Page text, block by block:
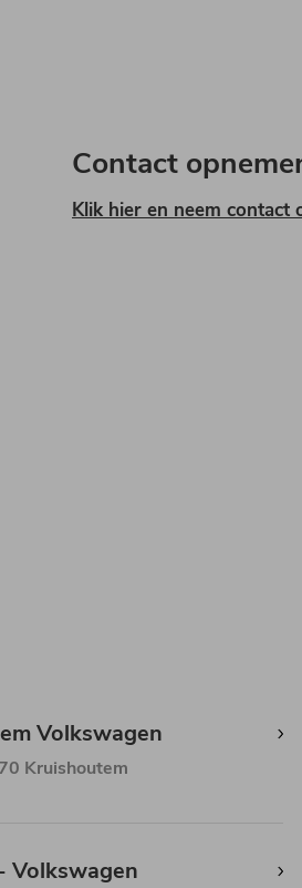
Contact
Klik hier en neem contact
Volkswagen
Kruishoutem
Volkswagen